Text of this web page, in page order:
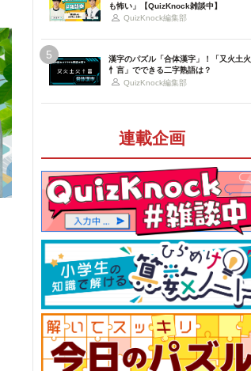
も怖い」【QuizKnock雑談中】
QuizKnock編集部
5
漢字のパズル「合体漢字」！「又火土火
忄言」でできる二字熟語は？
QuizKnock編集部
連載企画